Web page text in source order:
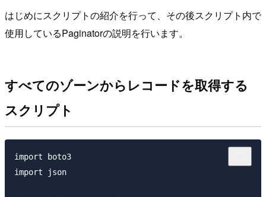
はじめにスクリプトの紹介を行って、その後スクリプト内で
使用しているPaginatorの説明を行います。
すべてのゾーンからレコードを取得する
スクリプト
import boto3
import json